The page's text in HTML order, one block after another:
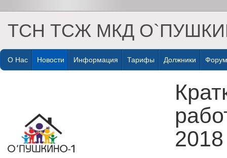
ТСН ТСЖ МКД
О Нас Новости Информация Тарифы Должники Форум
2018